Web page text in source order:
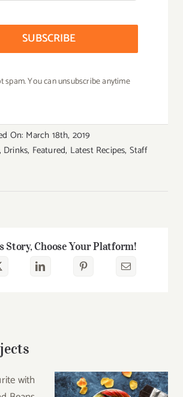
SUBSCRIBE
spam. You can unsubscribe anytime
On: March 18th, 2019
, Drinks, Featured, Latest Recipes, Staff
Story, Choose Your Platform!